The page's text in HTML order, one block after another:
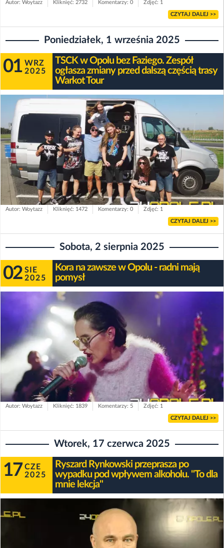
Autor: Woytazz Kliknięć: 2732 Komentarzy: 0 Zdjęć: 1
CZYTAJ DALEJ >>
Poniedziałek, 1 września 2025
01 WRZ
2025
TSCK w Opolu bez Faziego. Zespół
ogłasza zmiany przed dalszą częścią trasy
Warkot Tour
Autor: Woytazz Kliknięć: 1472 Komentarzy: 0 Zdjęć: 1
CZYTAJ DALEJ >>
Sobota, 2 sierpnia 2025
02 SIE
2025
Kora na zawsze w Opolu - radni mają
pomysł
Autor: Woytazz Kliknięć: 1839 Komentarzy: 5 Zdjęć: 1
CZYTAJ DALEJ >>
Wtorek, 17 czerwca 2025
17 CZE
2025
Ryszard Rynkowski przeprasza po
wypadku pod wpływem alkoholu. "To dla
mnie lekcja"